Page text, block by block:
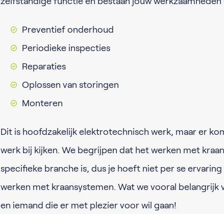
Preventief onderhoud
Periodieke inspecties
Reparaties
Oplossen van storingen
Monteren
Dit is hoofdzakelijk elektrotechnisch werk, maar er
werk bij kijken. We begrijpen dat het werken met
specifieke branche is, dus je hoeft niet per se
werken met kraansystemen. Wat we vooral belangrijk
en iemand die er met plezier voor wil gaan!